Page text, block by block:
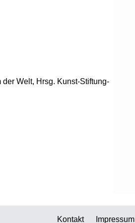
Welt, Hrsg. Kunst-Stiftung-
Kontakt Impressum